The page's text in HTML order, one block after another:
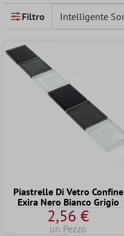
Filtro
Piastrelle Di Vetro Confine
Exira Nero Bianco Grigio
2,56 €
un Pezzo